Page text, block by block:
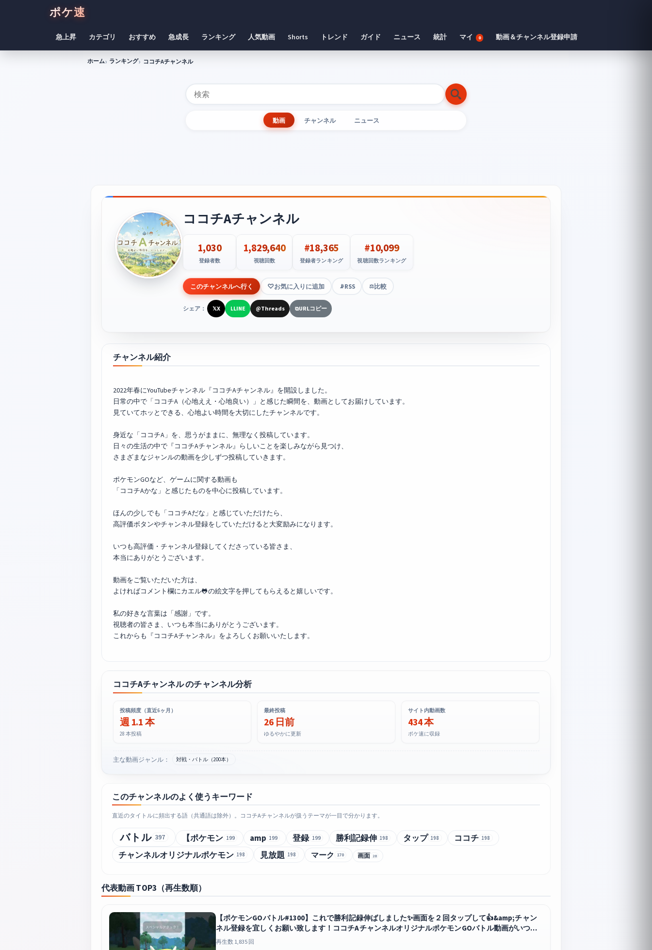
ポケ速
急上昇 カテゴリ おすすめ 急成長 ランキング 人気動画 Shorts トレンド ガイド ニュース 統計 マイ 0 動画＆チャンネル登録申請
ホーム ランキング ココチAチャンネル
動画 チャンネル ニュース
ココチAチャンネル
1,030
登録者数
1,829,640
視聴回数
#18,365
登録者ランキング
#10,099
視聴回数ランキング
このチャンネルへ行く お気に入りに追加 📡RSS ⚖️比較
シェア： 𝕏X LLINE @Threads ⧉URLコピー
チャンネル紹介
2022年春にYouTubeチャンネル『ココチAチャンネル』を開設しました。
日常の中で「ココチA（心地ええ・心地良い）」と感じた瞬間を、動画としてお届けしています。
見ていてホッとできる、心地よい時間を大切にしたチャンネルです。
身近な「ココチA」を、思うがままに、無理なく投稿しています。
日々の生活の中で『ココチAチャンネル』らしいことを楽しみながら見つけ、
さまざまなジャンルの動画を少しずつ投稿していきます。
ポケモンGOなど、ゲームに関する動画も
「ココチAかな」と感じたものを中心に投稿しています。
ほんの少しでも「ココチAだな」と感じていただけたら、
高評価ボタンやチャンネル登録をしていただけると大変励みになります。
いつも高評価・チャンネル登録してくださっている皆さま、
本当にありがとうございます。
動画をご覧いただいた方は、
よければコメント欄にカエル🐸の絵文字を押してもらえると嬉しいです。
私の好きな言葉は「感謝」です。
視聴者の皆さま、いつも本当にありがとうございます。
これからも『ココチAチャンネル』をよろしくお願いいたします。
ココチAチャンネル のチャンネル分析
投稿頻度（直近6ヶ月）
週 1.1 本
28 本投稿
最終投稿
26 日前
ゆるやかに更新
サイト内動画数
434 本
ポケ速に収録
主な動画ジャンル： 対戦・バトル（200本）
このチャンネルのよく使うキーワード
直近のタイトルに頻出する語（共通語は除外）。ココチAチャンネルが扱うテーマが一目で分かります。
バトル 397 【ポケモン 199 amp 199 登録 199 勝利記録伸 198 タップ 198 ココチ 198
チャンネルオリジナルポケモン 198 見放題 198 マーク 170 画面 28
代表動画 TOP3（再生数順）
【ポケモンGOバトル#1300】これで勝利記録伸ばしました✨画面を２回タップして👍&amp;チャン
ネル登録を宜しくお願い致します！ココチAチャンネルオリジナルポケモンGOバトル動画がいつで
もどこでも見放題
再生数 1,835 回